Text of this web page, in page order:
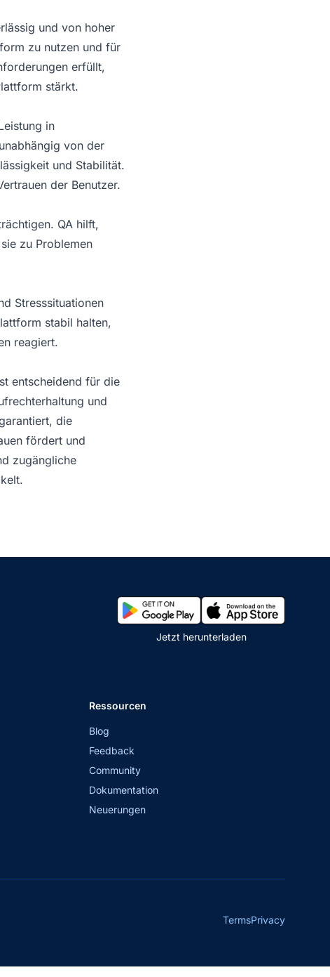
und von hoher
zu nutzen und für
erfüllt,
stärkt.
in
von der
und Stabilität.
der Benutzer.
QA hilft,
zu Problemen
Stresssituationen
stabil halten,
reagiert.
entscheidend für die
und
die
fördert und
zugängliche
Jetzt herunterladen
Ressourcen
Blog
Feedback
Community
Dokumentation
Neuerungen
TermsPrivacy